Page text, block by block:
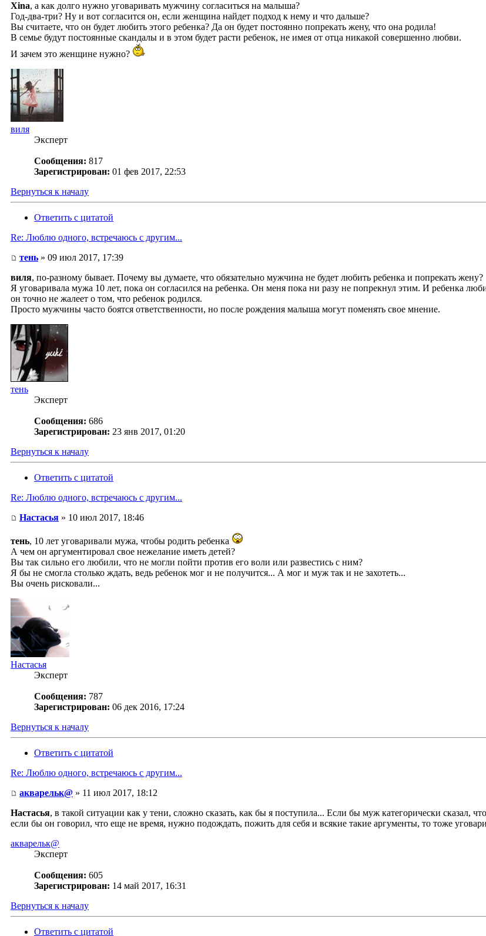
Xina, а как долго нужно уговаривать мужчину согласиться на малыша?
Год-два-три? Ну и вот согласится он, если женщина найдет подход к нему и что дальше?
Вы считаете, что он будет любить этого ребенка? Да он будет постоянно попрекать жену, что она родила!
В семье будут постоянные скандалы и в этом будет расти ребенок, не имея от отца никакой совершенно любви.
И зачем это женщине нужно?
виля
Эксперт
Сообщения: 817
Зарегистрирован: 01 фев 2017, 22:53
Вернуться к началу
Ответить с цитатой
Re: Люблю одного, встречаюсь с другим...
тень » 09 июл 2017, 17:39
виля, по-разному бывает. Почему вы думаете, что обязательно мужчина не будет любить ребенка и попрекать жену?
Я уговаривала мужа 10 лет, пока он согласился на ребенка. Он меня пока ни разу не попрекнул этим. И ребенка
он точно не жалеет о том, что ребенок родился.
Просто мужчины часто боятся ответственности, но после рождения малыша могут поменять свое мнение.
тень
Эксперт
Сообщения: 686
Зарегистрирован: 23 янв 2017, 01:20
Вернуться к началу
Ответить с цитатой
Re: Люблю одного, встречаюсь с другим...
Настасья » 10 июл 2017, 18:46
тень, 10 лет уговаривали мужа, чтобы родить ребенка
А чем он аргументировал свое нежелание иметь детей?
Вы так сильно его любили, что не могли пойти против его воли или развестись с ним?
Я бы не смогла столько ждать, ведь ребенок мог и не получится... А мог и муж так и не захотеть...
Вы очень рисковали...
Настасья
Эксперт
Сообщения: 787
Зарегистрирован: 06 дек 2016, 17:24
Вернуться к началу
Ответить с цитатой
Re: Люблю одного, встречаюсь с другим...
акварельк@ » 11 июл 2017, 18:12
Настасья, в такой ситуации как у тени, сложно сказать, как бы я поступила... Если бы муж категорически сказал,
если бы он говорил, что еще не время, нужно подождать, пожить для себя и всякие такие аргументы, то тоже
акварельк@
Эксперт
Сообщения: 605
Зарегистрирован: 14 май 2017, 16:31
Вернуться к началу
Ответить с цитатой